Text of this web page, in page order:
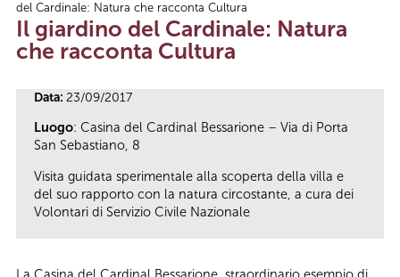
Tu sei qui
del Cardinale: Natura che racconta Cultura
Il giardino del Cardinale: Natura
che racconta Cultura
Data: 23/09/2017
Luogo: Casina del Cardinal Bessarione – Via di Porta
San Sebastiano, 8
Visita guidata sperimentale alla scoperta della villa e
del suo rapporto con la natura circostante, a cura dei
Volontari di Servizio Civile Nazionale